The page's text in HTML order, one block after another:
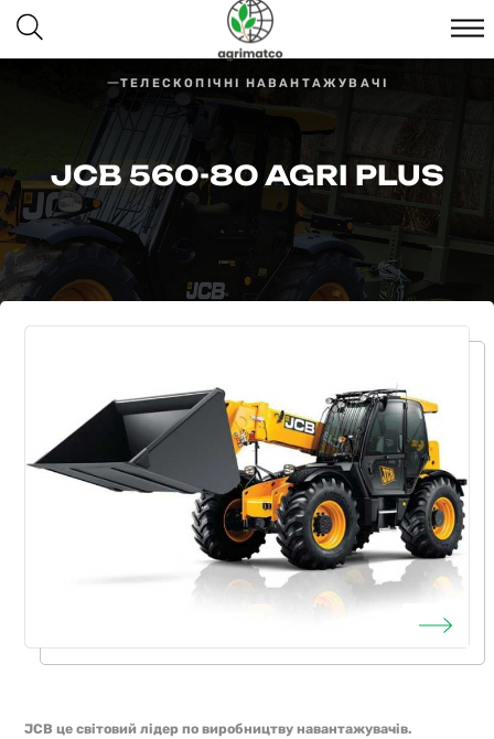
ТЕЛЕСКОПІЧНІ НАВАНТАЖУВАЧІ
JCB 560-80 AGRI PLUS
JCB це світовий лідер по виробництву навантажувачів.